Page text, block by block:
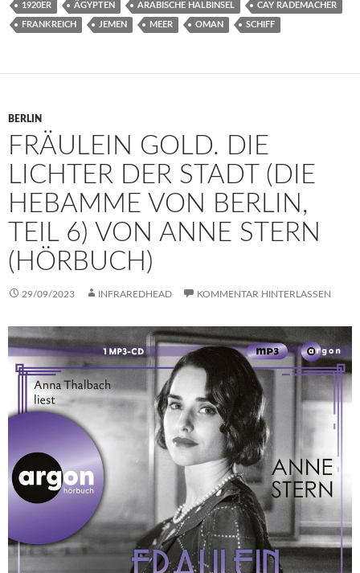
1920ER ÄGYPTEN ARABISCHE HALBINSEL CAY RADEMACHER
FRANKREICH JEMEN MEER OMAN SCHIFF
BERLIN
FRÄULEIN GOLD. DIE
LICHTER DER STADT (DIE
HEBAMME VON BERLIN,
TEIL 6) VON ANNE STERN
(HÖRBUCH)
29/09/2023 INFRAREDHEAD KOMMENTAR HINTERLASSEN